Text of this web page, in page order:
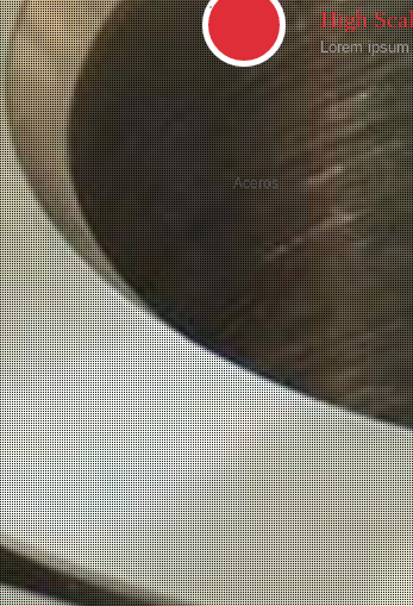
High
Lorem
Aceros
Aceros Maquinaria
Aceros Herramientas
Aceros Inoxidables
Aceros Estructurales